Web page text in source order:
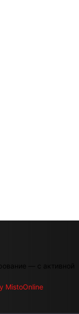
— с активной
MistoOnline